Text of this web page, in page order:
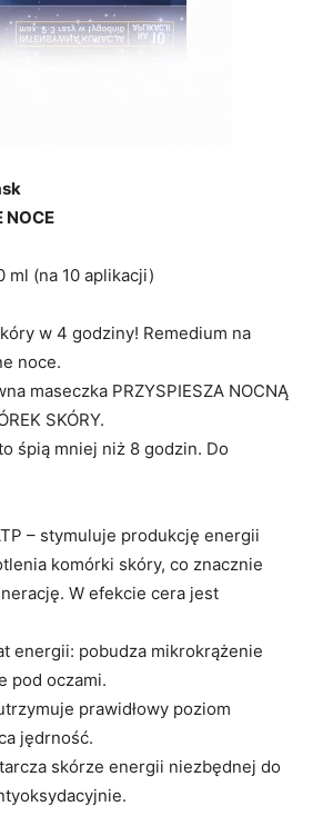
NOCE
ml (na 10 aplikacji)
w 4 godziny! Remedium na
noce.
maseczka PRZYSPIESZA NOCNĄ
SKÓRY.
śpią mniej niż 8 godzin. Do
– stymuluje produkcję energii
komórki skóry, co znacznie
W efekcie cera jest
energii: pobudza mikrokrążenie
pod oczami.
prawidłowy poziom
jędrność.
skórze energii niezbędnej do